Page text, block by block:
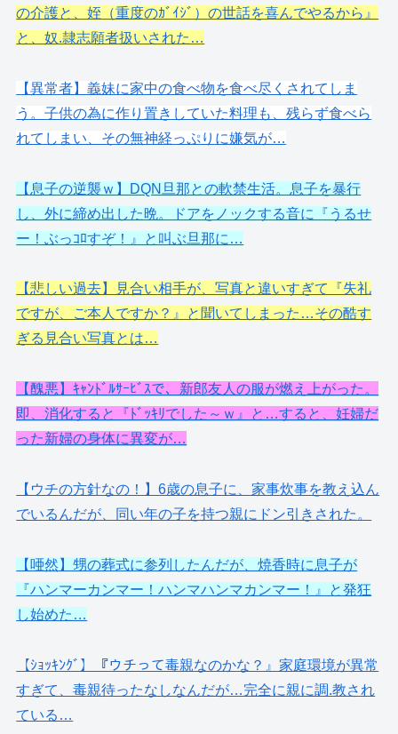
の介護と、姪（重度のｶﾞｲｼﾞ）の世話を喜んでやるから』
と、奴.隷志願者扱いされた…
【異常者】義妹に家中の食べ物を食べ尽くされてしま
う。子供の為に作り置きしていた料理も、残らず食べら
れてしまい、その無神経っぷりに嫌気が…
【息子の逆襲ｗ】DQN旦那との軟禁生活。息子を暴行
し、外に締め出した晩。ドアをノックする音に『うるせ
ー！ぶっｺﾛすぞ！』と叫ぶ旦那に…
【悲しい過去】見合い相手が、写真と違いすぎて『失礼
ですが、ご本人ですか？』と聞いてしまった…その酷す
ぎる見合い写真とは…
【醜悪】ｷｬﾝﾄﾞﾙｻｰﾋﾞｽで、新郎友人の服が燃え上がった。
即、消化すると『ﾄﾞｯｷﾘでした～ｗ』と…すると、妊婦だ
った新婦の身体に異変が…
【ウチの方針なの！】6歳の息子に、家事炊事を教え込ん
でいるんだが、同い年の子を持つ親にドン引きされた。
【唖然】甥の葬式に参列したんだが、焼香時に息子が
『ハンマーカンマー！ハンマハンマカンマー！』と発狂
し始めた…
【ｼｮｯｷﾝｸﾞ】『ウチって毒親なのかな？』家庭環境が異常
すぎて、毒親待ったなしなんだが…完全に親に調.教され
ている…